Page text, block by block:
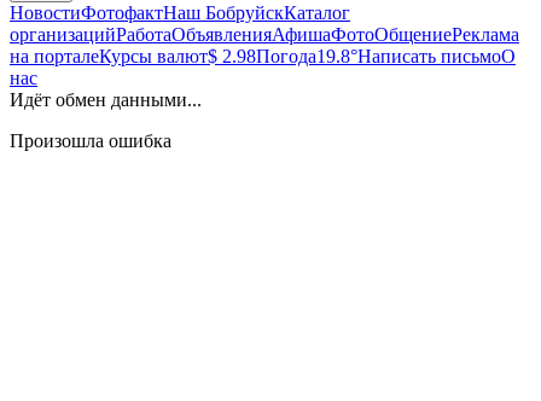
НовостиФотофактНаш БобруйскКаталог
организацийРаботаОбъявленияАфишаФотоОбщениеРеклама
на порталеКурсы валют$ 2.98Погода19.8°Написать письмоО
нас
Идёт обмен данными...
Произошла ошибка